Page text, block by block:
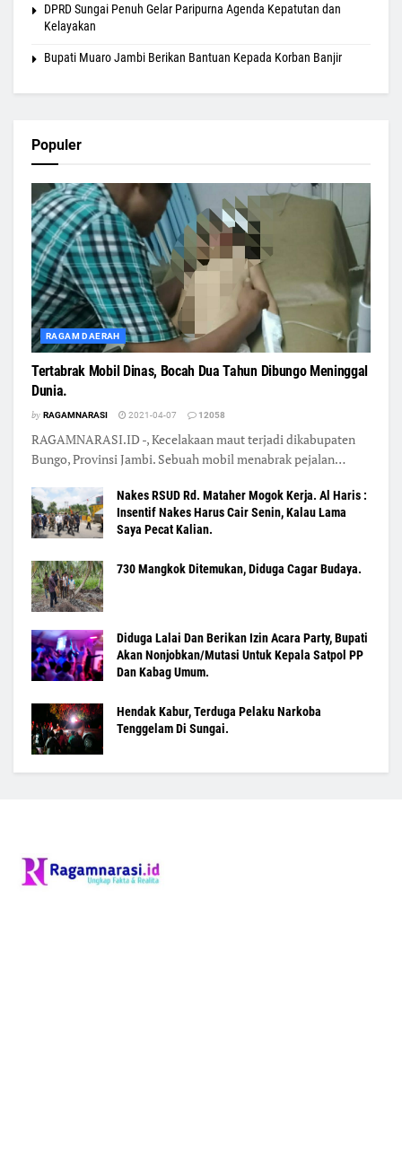
DPRD Sungai Penuh Gelar Paripurna Agenda Kepatutan dan
Kelayakan
Bupati Muaro Jambi Berikan Bantuan Kepada Korban Banjir
Populer
RAGAM DAERAH
Tertabrak Mobil Dinas, Bocah Dua Tahun Dibungo Meninggal
Dunia.
by RAGAMNARASI 2021-04-07 12058
RAGAMNARASI.ID -, Kecelakaan maut terjadi dikabupaten
Bungo, Provinsi Jambi. Sebuah mobil menabrak pejalan…
Nakes RSUD Rd. Mataher Mogok Kerja. Al Haris :
Insentif Nakes Harus Cair Senin, Kalau Lama
Saya Pecat Kalian.
730 Mangkok Ditemukan, Diduga Cagar Budaya.
Diduga Lalai Dan Berikan Izin Acara Party, Bupati
Akan Nonjobkan/Mutasi Untuk Kepala Satpol PP
Dan Kabag Umum.
Hendak Kabur, Terduga Pelaku Narkoba
Tenggelam Di Sungai.